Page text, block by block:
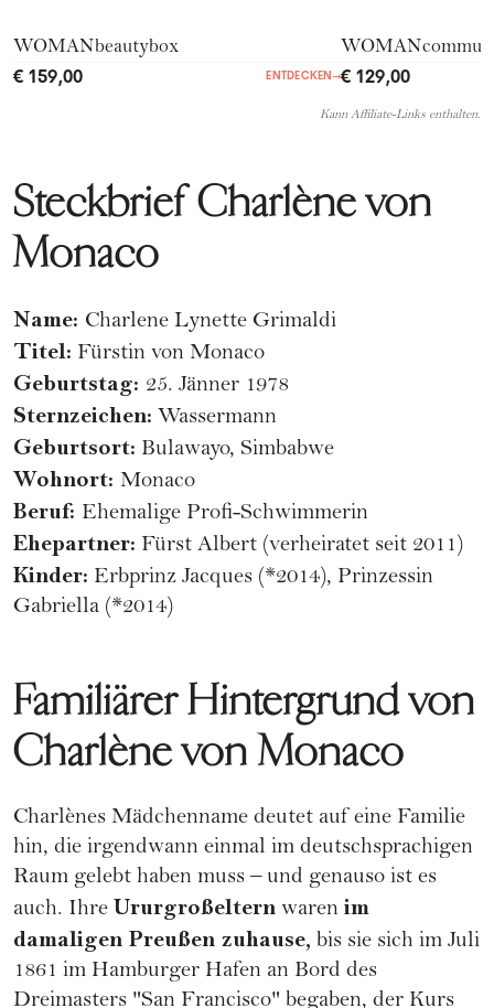
WOMANbeautybox
€ 159,00 ENTDECKEN →€ 129,00
Kann Affiliate-Links enthalten.
Steckbrief Charlène von
Monaco
Name: Charlene Lynette Grimaldi
Titel: Fürstin von Monaco
Geburtstag: 25. Jänner 1978
Sternzeichen: Wassermann
Geburtsort: Bulawayo, Simbabwe
Wohnort: Monaco
Beruf: Ehemalige Profi-Schwimmerin
Ehepartner: Fürst Albert (verheiratet seit 2011)
Kinder: Erbprinz Jacques (*2014), Prinzessin
Gabriella (*2014)
Familiärer Hintergrund von
Charlène von Monaco
Charlènes Mädchenname deutet auf eine Familie
hin, die irgendwann einmal im deutschsprachigen
Raum gelebt haben muss – und genauso ist es
auch. Ihre Ururgroßeltern waren im
damaligen Preußen zuhause, bis sie sich im Juli
1861 im Hamburger Hafen an Bord des
Dreimasters "San Francisco" begaben, der Kurs